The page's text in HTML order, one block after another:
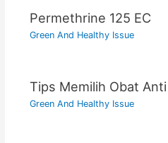
Permethrine 125 EC
Green And Healthy Issue
Tips Memilih Obat
Green And Healthy Issue